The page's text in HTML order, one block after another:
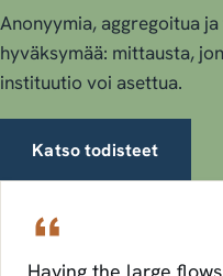
Anonyymia, aggregoitua
hyväksymää: mittausta,
instituutio voi asettua.
Katso todisteet
Having the large